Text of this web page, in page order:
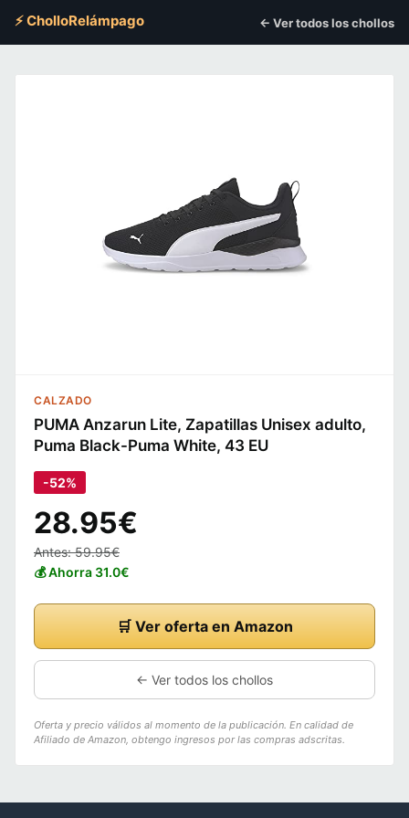
⚡ CholloRelámpago ← Ver todos los chollos
CALZADO
PUMA Anzarun Lite, Zapatillas Unisex adulto,
Puma Black-Puma White, 43 EU
-52%
28.95€
Antes: 59.95€
💰 Ahorra 31.0€
🛒 Ver oferta en Amazon
← Ver todos los chollos
Oferta y precio válidos al momento de la publicación. En calidad de
Afiliado de Amazon, obtengo ingresos por las compras adscritas.